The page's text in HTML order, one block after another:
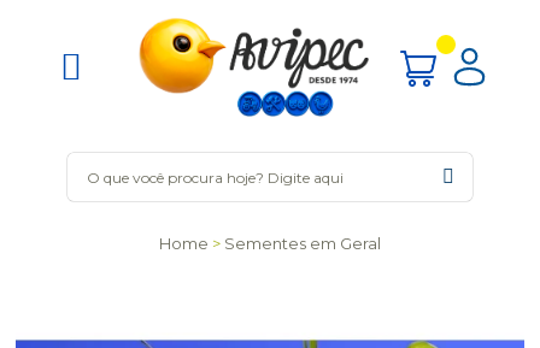
Home Sementes em Geral